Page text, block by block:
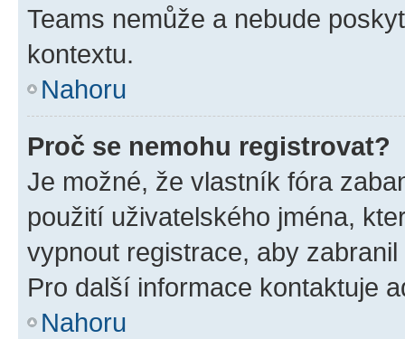
Teams nemůže a nebude
kontextu.
Nahoru
Proč se nemohu registrovat?
Je možné, že vlastník fóra
použití uživatelského jména,
vypnout registrace, aby
Pro další informace kontaktuje
Nahoru